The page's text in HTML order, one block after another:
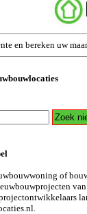
en bereken uw
of